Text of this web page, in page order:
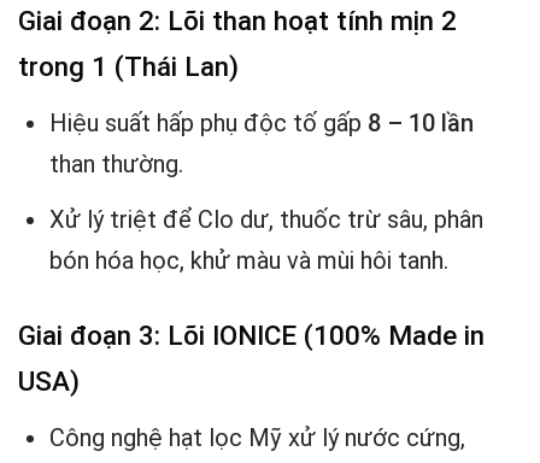
Giai đoạn 2: Lõi than hoạt tính mịn 2
trong 1 (Thái Lan)
Hiệu suất hấp phụ độc tố gấp 8 – 10 lần
than thường.
Xử lý triệt để Clo dư, thuốc trừ sâu, phân
bón hóa học, khử màu và mùi hôi tanh.
Giai đoạn 3: Lõi IONICE (100% Made in
USA)
Công nghệ hạt lọc Mỹ xử lý nước cứng,